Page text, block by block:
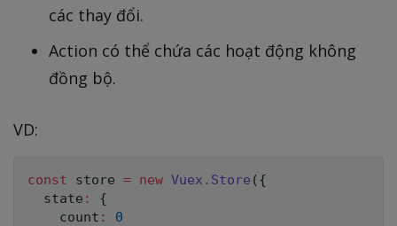
các thay đổi.
Action có thể chứa các hoạt động không
đồng bộ.
VD:
const store = new Vuex . Store ( {
  state
:
{
    count
:
0